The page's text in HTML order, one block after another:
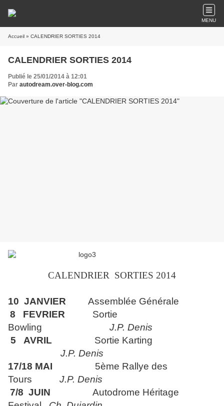
MENU
Accueil » CALENDRIER SORTIES 2014
CALENDRIER SORTIES 2014
Publié le 25/01/2014 à 12:01
Par autodream.over-blog.com
CALENDRIER SORTIES 2014
10 JANVIER
Assemblée Générale
8 FEVRIER Sortie
Bowling J.P. Denis
5 AVRIL Sortie Karting
J.P. Denis
17/18 MAI 5ème Rallye des
Tours J.P. Denis
7/8 JUIN Autodrome Héritage